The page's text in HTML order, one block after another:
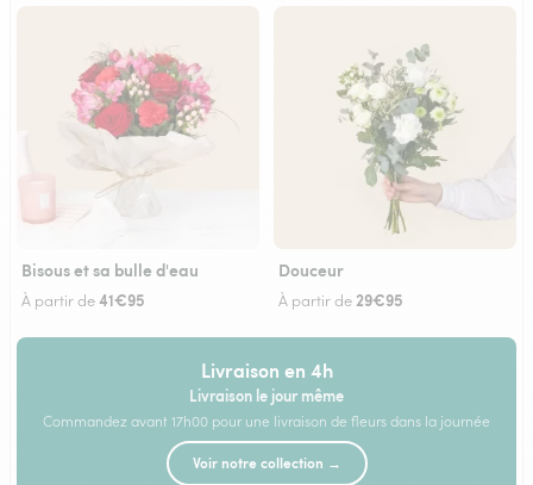
Bisous et sa bulle d'eau
À partir de41€95
Douceur
À partir de 29€95
Livraison en 4h
Livraison le jour même
Commandez avant 17h00 pour une livraison de fleurs dans la journée
Voir notre collection →